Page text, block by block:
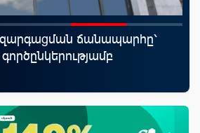
զարգացման ճանապարհը՝